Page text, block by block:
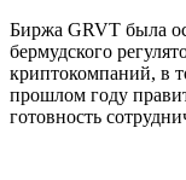
Биржа GRVT была
бермудского
криптокомпаний, в
прошлом году
готовность